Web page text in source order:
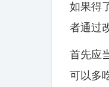
如果得
者通过
首先应
可以多